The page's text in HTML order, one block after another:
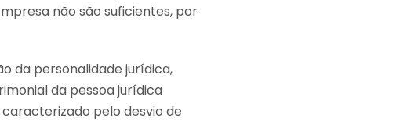
não são suficientes, por
da personalidade jurídica,
da pessoa jurídica
pelo desvio de